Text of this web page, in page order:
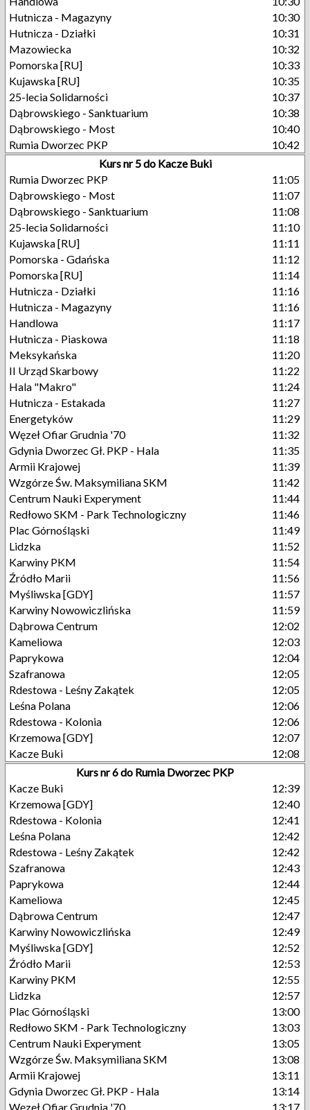
Hutnicza - Magazyny
10:30
Hutnicza - Działki
10:31
Mazowiecka
10:32
Pomorska [RU]
10:33
Kujawska [RU]
10:35
25-lecia Solidarności
10:37
Dąbrowskiego - Sanktuarium
10:38
Dąbrowskiego - Most
10:40
Rumia Dworzec PKP
10:42
Kurs nr 5 do Kacze Buki
Rumia Dworzec PKP
11:05
Dąbrowskiego - Most
11:07
Dąbrowskiego - Sanktuarium
11:08
25-lecia Solidarności
11:10
Kujawska [RU]
11:11
Pomorska - Gdańska
11:12
Pomorska [RU]
11:14
Hutnicza - Działki
11:16
Hutnicza - Magazyny
11:16
Handlowa
11:17
Hutnicza - Piaskowa
11:18
Meksykańska
11:20
II Urząd Skarbowy
11:22
Hala "Makro"
11:24
Hutnicza - Estakada
11:27
Energetyków
11:29
Węzeł Ofiar Grudnia '70
11:32
Gdynia Dworzec Gł. PKP - Hala
11:35
Armii Krajowej
11:39
Wzgórze Św. Maksymiliana SKM
11:42
Centrum Nauki Experyment
11:44
Redłowo SKM - Park Technologiczny
11:46
Plac Górnośląski
11:49
Lidzka
11:52
Karwiny PKM
11:54
Źródło Marii
11:56
Myśliwska [GDY]
11:57
Karwiny Nowowiczlińska
11:59
Dąbrowa Centrum
12:02
Kameliowa
12:03
Paprykowa
12:04
Szafranowa
12:05
Rdestowa - Leśny Zakątek
12:05
Leśna Polana
12:06
Rdestowa - Kolonia
12:06
Krzemowa [GDY]
12:07
Kacze Buki
12:08
Kurs nr 6 do Rumia Dworzec PKP
Kacze Buki
12:39
Krzemowa [GDY]
12:40
Rdestowa - Kolonia
12:41
Leśna Polana
12:42
Rdestowa - Leśny Zakątek
12:42
Szafranowa
12:43
Paprykowa
12:44
Kameliowa
12:45
Dąbrowa Centrum
12:47
Karwiny Nowowiczlińska
12:49
Myśliwska [GDY]
12:52
Źródło Marii
12:53
Karwiny PKM
12:55
Lidzka
12:57
Plac Górnośląski
13:00
Redłowo SKM - Park Technologiczny
13:03
Centrum Nauki Experyment
13:05
Wzgórze Św. Maksymiliana SKM
13:08
Armii Krajowej
13:11
Gdynia Dworzec Gł. PKP - Hala
13:14
Węzeł Ofiar Grudnia '70
13:17